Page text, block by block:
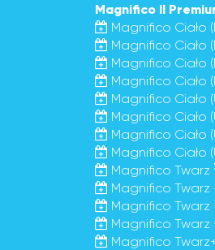
Magnifico II
Magnifico Ciało
Magnifico
Magnifico Ciało
Magnifico Ciało
Magnifico Ciało
Magnifico Ciało
Magnifico Ciało
Magnifico Ciało
Magnifico Twarz
Magnifico
Magnifico Twarz
Magnifico
Magnifico